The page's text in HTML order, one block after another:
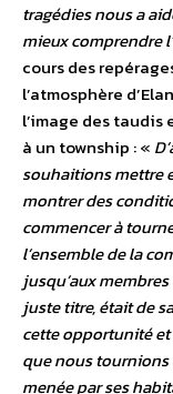
tragédies nous a
mieux comprendre
cours des
l’atmosphère
l’image des
à un township : «
souhaitions mettre
montrer des
commencer à
l’ensemble de la
jusqu’aux
juste titre, était de
cette opportunité et
que nous tournions
menée par ses